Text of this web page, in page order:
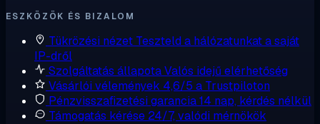
ESZKÖZÖK ÉS BIZALOM
Tükrözési nézet Teszteld a hálózatunkat a saját
IP-dről
Szolgáltatás állapotaValós idejű elérhetőség
Vásárlói vélemények 4,6/5 a Trustpiloton
Pénzvisszafizetési garancia14 nap, kérdés nélkül
Támogatás kérése 24/7, valódi mérnökök